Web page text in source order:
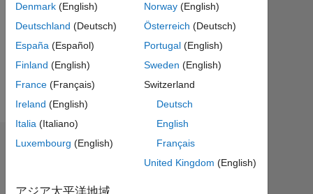
Follow
ッ
セ
ジ
ダッシュボード
Denmark (English)
Deutschland (Deutsch)
España (Español)
Finland (English)
France (Français)
Ireland (English)
Italia (Italiano)
Luxembourg (English)
Norway (English)
Österreich (Deutsch)
Portugal (English)
Sweden (English)
Switzerland
Deutsch
English
Français
United Kingdom (English)